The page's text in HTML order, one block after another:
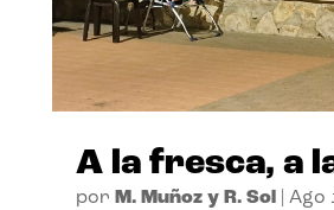
A la fresca, a
por M. Muñoz y R. Sol| Ago